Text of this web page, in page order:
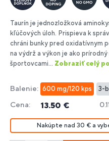
Taurín je jednozložková
kľúčových úloh. Prispieva k
chráni bunky pred oxidatívnym
na výdrž a výkon je ako
športovcami... Zobraziť celý
Balenie: 600 mg/120 kps 3-
Cena: 13.50 €
Nakúpte nad 30 € a